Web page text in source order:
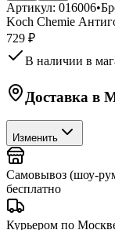
Артикул: 016006•
Koch Chemie
729 ₽
В наличии в
Доставка в
Изменить
Самовывоз (шоу-
бесплатно
Курьером по